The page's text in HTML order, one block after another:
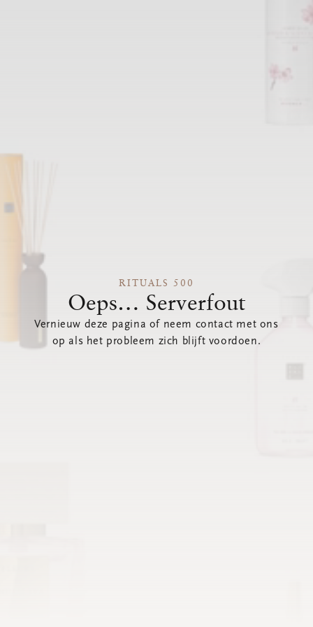
RITUALS 500
Oeps… Serverfout
Vernieuw deze pagina of neem contact met ons
op als het probleem zich blijft voordoen.